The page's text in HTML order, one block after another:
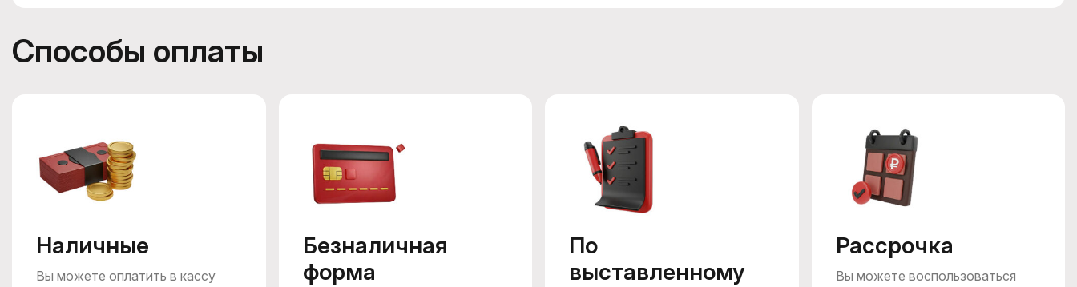
Способы оплаты
Наличные
Вы можете оплатить в кассу
Безналичная
форма
По
выставленному
Рассрочка
Вы можете воспользоваться